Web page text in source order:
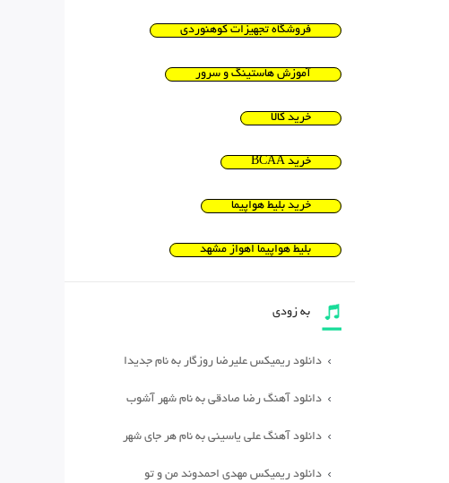
فروشگاه تجهیزات کوهنوردی
آموزش هاستینگ و سرور
خرید کالا
خرید BCAA
خرید بلیط هواپیما
بلیط هواپیما اهواز مشهد
به زودی
دانلود ریمیکس علیرضا روزگار به نام جدیدا
دانلود آهنگ رضا صادقی به نام شهر آشوب
دانلود آهنگ علی یاسینی به نام هر جای شهر
دانلود ریمیکس مهدی احمدوند من و تو